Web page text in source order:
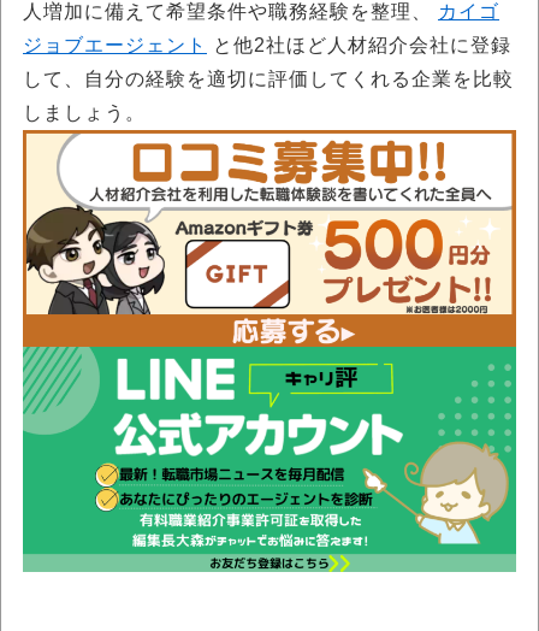
人増加に備えて希望条件や職務経験を整理、
カイゴ
ジョブエージェント
と他2社ほど人材紹介会社に登録
して、自分の経験を適切に評価してくれる企業を比較
しましょう。